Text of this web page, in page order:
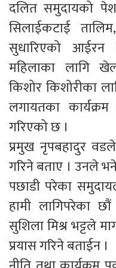
दलित समुदायको
सिलाईकटाई
सुधारिएको
महिलाका लागि
किशोर किशोरीका
लगायतका कार्यक्रम
गरिएको छ ।
प्रमुख नृपबहादुर
गरिने बताए । उनले
पछाडी परेका
हामी लागिपरेका
सुशिला मिश्र भट्टले
प्रयास गरिने बताईन ।